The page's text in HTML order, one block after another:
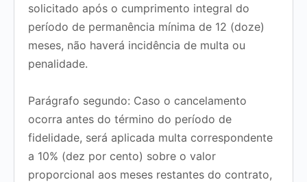
solicitado após o cumprimento integral do
período de permanência mínima de 12 (doze)
meses, não haverá incidência de multa ou
penalidade.
Parágrafo segundo: Caso o cancelamento
ocorra antes do término do período de
fidelidade, será aplicada multa correspondente
a 10% (dez por cento) sobre o valor
proporcional aos meses restantes do contrato,